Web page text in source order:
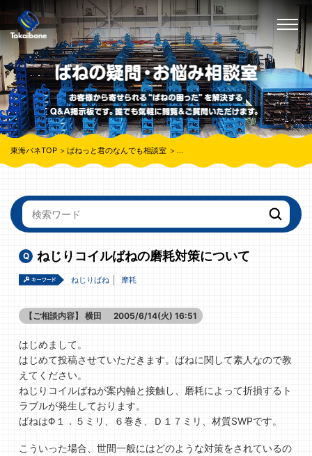
東海バネTOP ばねっと君のなんでも相談室 ねじりコイルばねの磨耗対策について
ねじりコイルばねの磨耗対策について
ねじりばね 摩耗
【ご相談内容】 横田 2005/6/14(火) 16:51
はじめまして。
はじめて投稿させていただきます。ばねに関して素人なので教
えてください。
ねじりコイルばねが案内軸と接触し、磨耗によって折損するト
ラブルが発生しております。
ばねはΦ１．５ミリ、６巻き、Ｄ１７ミリ、材質SWPです。
こういった場合、世間一般にはどのような対策をされているの